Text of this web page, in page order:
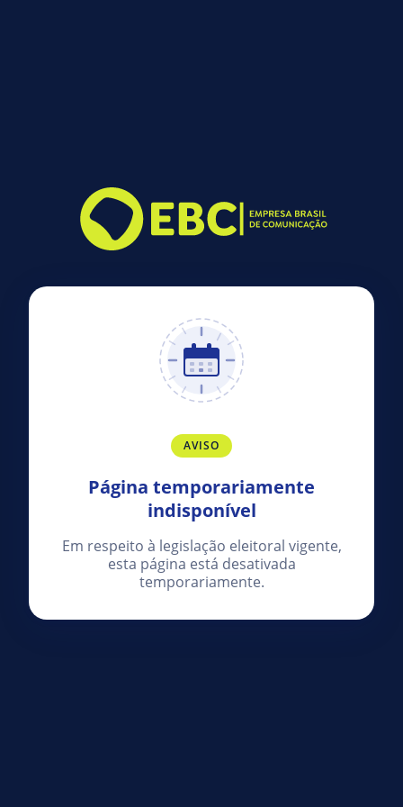
AVISO
Página temporariamente
indisponível
Em respeito à legislação eleitoral vigente,
esta página está desativada
temporariamente.